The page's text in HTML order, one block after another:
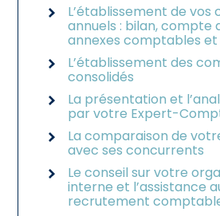
L’établissement de vos
annuels : bilan, compte
annexes comptables et
L’établissement des
consolidés
La présentation et
par votre Expert-
La comparaison de
avec ses concurrents
Le conseil sur votre
interne et l’assistance
recrutement